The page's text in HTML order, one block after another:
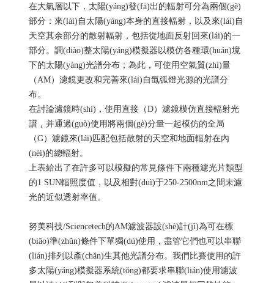
在大氣層以下，太陽(yáng)發(fā)出的輻射可分為兩個(gè)
部分：來(lái)自太陽(yáng)本身的直接輻射，以及來(lái)自
天空其余部分的散射輻射，包括從地面反射回來(lái)的一
部分。調(diào)整太陽(yáng)模擬器以模仿各種環(huán)境
下的太陽(yáng)光譜分布；為此，可使用空氣質(zhì)量
（AM）濾鏡更改和完善來(lái)自氙弧燈光源的光譜分
布。
在討論濾鏡時(shí)，使用直接（D）濾鏡模仿直接輻射光
譜，并通過(guò)使用將兩個(gè)分量一起模仿的全局
（G）濾鏡來(lái)匹配包括散射的天空和地面輻射在內
(nèi)的總輻射。
上表給出了在許多可以模擬的常見條件下兩種濾光片類型
的1 SUN輻照度值，以及相對(duì)于250-2500nm之間未濾
光的近似透射率值。
努美科技/Sciencetech的AM濾波器設(shè)計(jì)為可在標
(biāo)準(zhǔn)條件下單獨(dú)使用，盡管它們也可以串聯
(lián)排列以產(chǎn)生其他光譜分布。我們比賽使用的許
多太陽(yáng)模擬器系統(tǒng)都要求串聯(lián)使用濾波